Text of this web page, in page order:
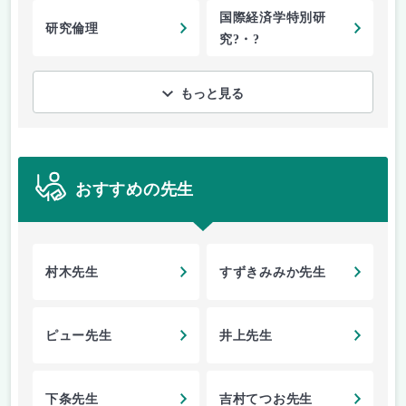
研究倫理
国際経済学特別研
究?・?
もっと見る
おすすめの先生
村木先生 すずきみみか先生
ピュー先生 井上先生
下条先生 吉村てつお先生